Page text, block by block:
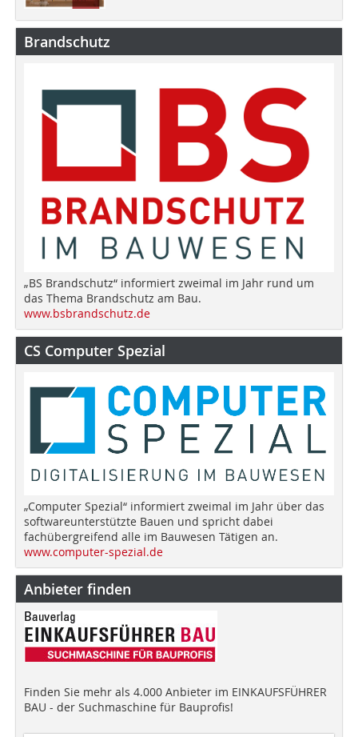
Brandschutz
„BS Brandschutz“ informiert zweimal im Jahr rund um
das Thema Brandschutz am Bau.
www.bsbrandschutz.de
CS Computer Spezial
„Computer Spezial“ informiert zweimal im Jahr über das
softwareunterstützte Bauen und spricht dabei
fachübergreifend alle im Bauwesen Tätigen an.
www.computer-spezial.de
Anbieter finden
Finden Sie mehr als 4.000 Anbieter im EINKAUFSFÜHRER
BAU - der Suchmaschine für Bauprofis!